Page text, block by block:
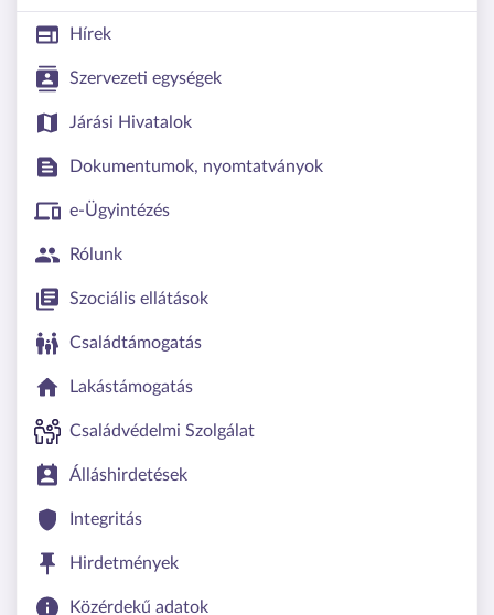
Hírek
Szervezeti egységek
Járási Hivatalok
Dokumentumok, nyomtatványok
e-Ügyintézés
Rólunk
Szociális ellátások
Családtámogatás
Lakástámogatás
Családvédelmi Szolgálat
Álláshirdetések
Integritás
Hirdetmények
Közérdekű adatok